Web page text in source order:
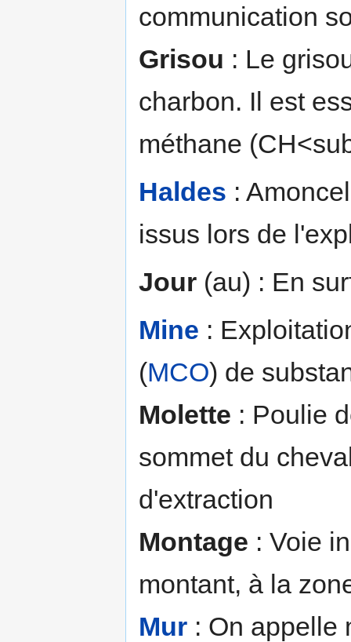
communication
Grisou : Le
charbon. Il est
méthane
Haldes :
issus lors de
Jour (au) : En
Mine :
(MCO) de
Molette : Poulie
sommet du
d'extraction
Montage : Voie
montant, à la
Mur : On appelle